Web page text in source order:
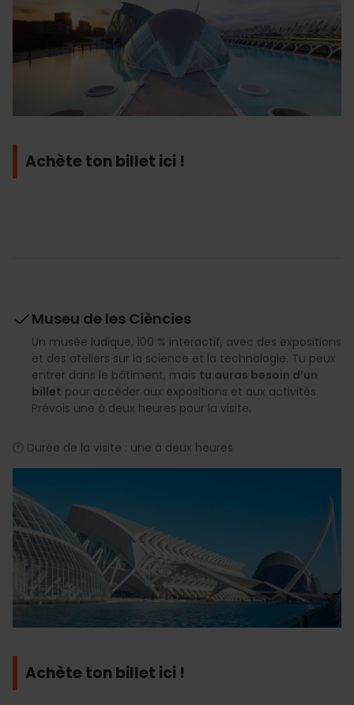
Achète ton billet ici !
Museu de les Ciències
Un musée ludique, 100 % interactif, avec des expositions
et des ateliers sur la science et la technologie. Tu peux
entrer dans le bâtiment, mais tu auras besoin d’un
billet pour accéder aux expositions et aux activités.
Prévois une à deux heures pour la visite.
🕐 Durée de la visite : une à deux heures
Achète ton billet ici !